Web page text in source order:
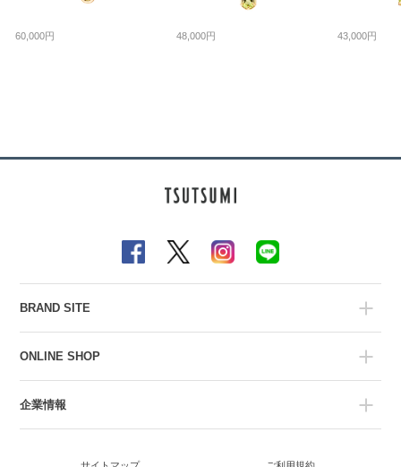
60,000円 48,000円 43,000円
BRAND SITE
ONLINE SHOP
企業情報